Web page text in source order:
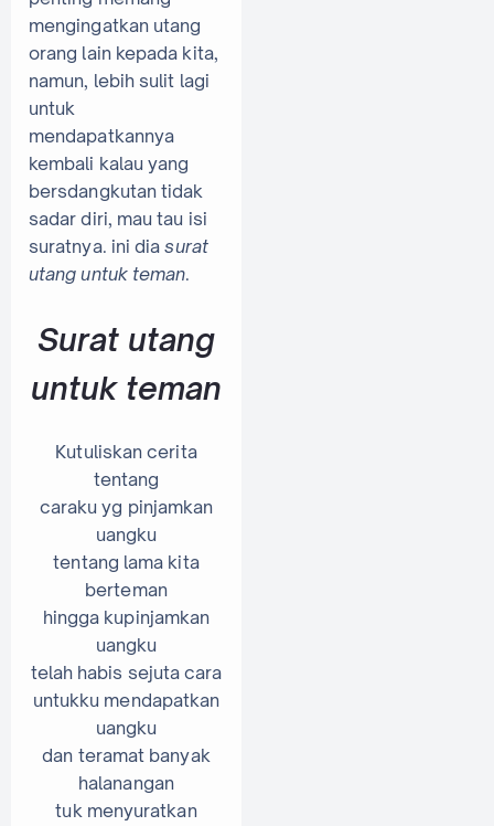
mengingatkan utang
orang lain kepada kita,
namun, lebih sulit lagi
untuk
mendapatkannya
kembali kalau yang
bersdangkutan tidak
sadar diri, mau tau isi
suratnya. ini diasurat
utang untuk teman.
Surat utang
untuk teman
Kutuliskan cerita
tentang
caraku yg pinjamkan
uangku
tentang lama kita
berteman
hingga kupinjamkan
uangku
telah habis sejuta cara
untukku mendapatkan
uangku
dan teramat banyak
halanangan
tuk menyuratkan